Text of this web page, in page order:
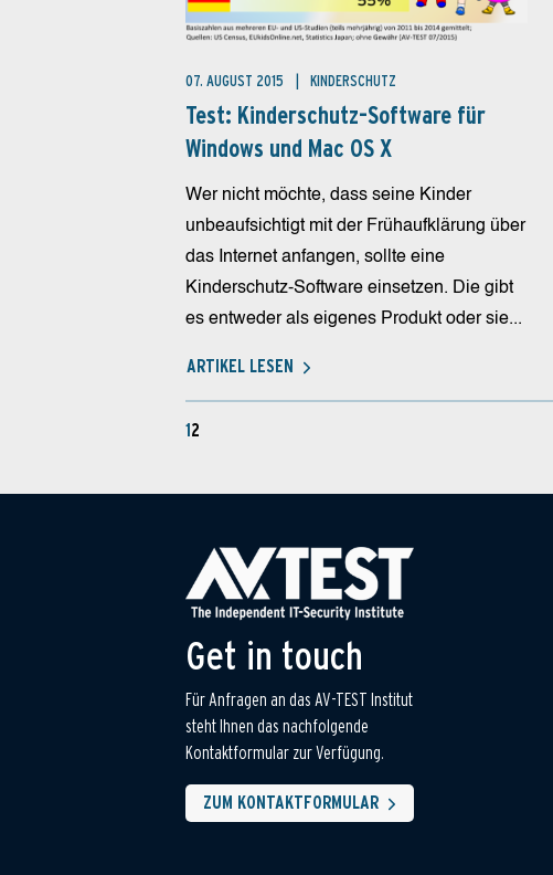
07. AUGUST 2015 KINDERSCHUTZ
Test: Kinderschutz-Software für
Windows und Mac OS X
Wer nicht möchte, dass seine Kinder
unbeaufsichtigt mit der Frühaufklärung über
das Internet anfangen, sollte eine
Kinderschutz-Software einsetzen. Die gibt
es entweder als eigenes Produkt oder sie...
ARTIKEL LESEN
12
Get in touch
Für Anfragen an das AV-TEST Institut
steht Ihnen das nachfolgende
Kontaktformular zur Verfügung.
ZUM KONTAKTFORMULAR